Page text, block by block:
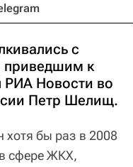
с
приведшим к
РИА Новости во
Петр Шелищ.
хотя бы раз в 2008
в сфере ЖКХ,